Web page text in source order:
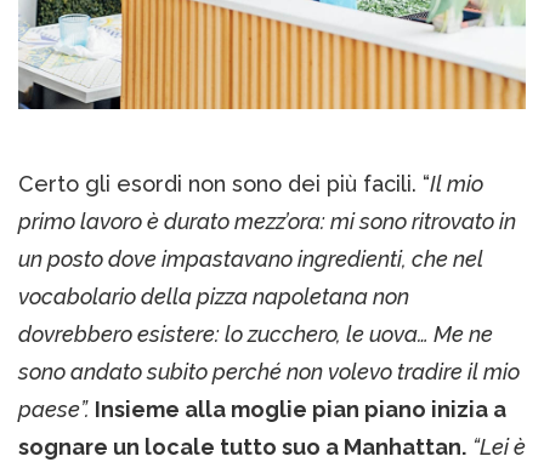
Certo gli esordi non sono dei più facili. “Il mio
primo lavoro è durato mezz’ora: mi sono ritrovato in
un posto dove impastavano ingredienti, che nel
vocabolario della pizza napoletana non
dovrebbero esistere: lo zucchero, le uova… Me ne
sono andato subito perché non volevo tradire il mio
paese”. Insieme alla moglie pian piano inizia a
sognare un locale tutto suo a Manhattan. “Lei è